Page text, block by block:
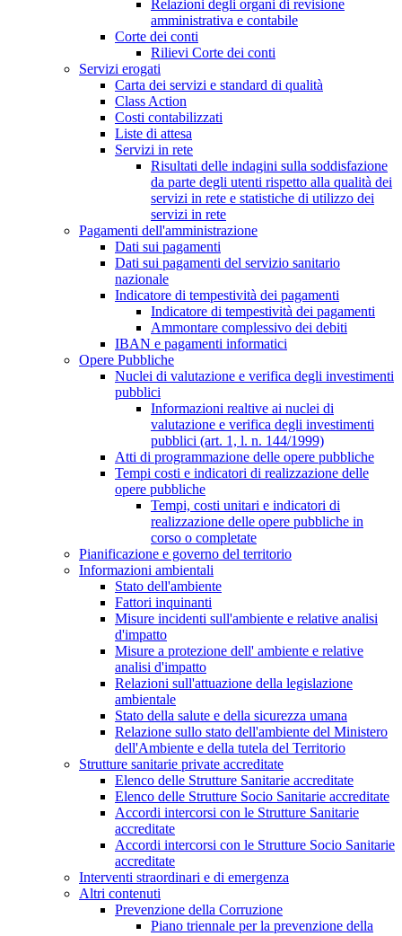
Relazioni degli organi di revisione
amministrativa e contabile
Corte dei conti
Rilievi Corte dei conti
Servizi erogati
Carta dei servizi e standard di qualità
Class Action
Costi contabilizzati
Liste di attesa
Servizi in rete
Risultati delle indagini sulla soddisfazione
da parte degli utenti rispetto alla qualità dei
servizi in rete e statistiche di utilizzo dei
servizi in rete
Pagamenti dell'amministrazione
Dati sui pagamenti
Dati sui pagamenti del servizio sanitario
nazionale
Indicatore di tempestività dei pagamenti
Indicatore di tempestività dei pagamenti
Ammontare complessivo dei debiti
IBAN e pagamenti informatici
Opere Pubbliche
Nuclei di valutazione e verifica degli investimenti
pubblici
Informazioni realtive ai nuclei di
valutazione e verifica degli investimenti
pubblici (art. 1, l. n. 144/1999)
Atti di programmazione delle opere pubbliche
Tempi costi e indicatori di realizzazione delle
opere pubbliche
Tempi, costi unitari e indicatori di
realizzazione delle opere pubbliche in
corso o completate
Pianificazione e governo del territorio
Informazioni ambientali
Stato dell'ambiente
Fattori inquinanti
Misure incidenti sull'ambiente e relative analisi
d'impatto
Misure a protezione dell' ambiente e relative
analisi d'impatto
Relazioni sull'attuazione della legislazione
ambientale
Stato della salute e della sicurezza umana
Relazione sullo stato dell'ambiente del Ministero
dell'Ambiente e della tutela del Territorio
Strutture sanitarie private accreditate
Elenco delle Strutture Sanitarie accreditate
Elenco delle Strutture Socio Sanitarie accreditate
Accordi intercorsi con le Strutture Sanitarie
accreditate
Accordi intercorsi con le Strutture Socio Sanitarie
accreditate
Interventi straordinari e di emergenza
Altri contenuti
Prevenzione della Corruzione
Piano triennale per la prevenzione della